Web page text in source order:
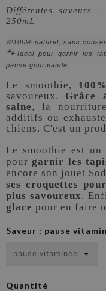
Différentes saveurs
250mL
🌱100% naturel, sans
🐾 Idéal pour garnir les
pause gourmande
Le smoothie,
savoureux. Grâce
saine, la
additifs ou
chiens. C'est un
Le smoothie est
pourgarnir les
encore son jouet
ses croquettes
plus savoureux.
glace pour en faire
Saveur : pause
Quantité